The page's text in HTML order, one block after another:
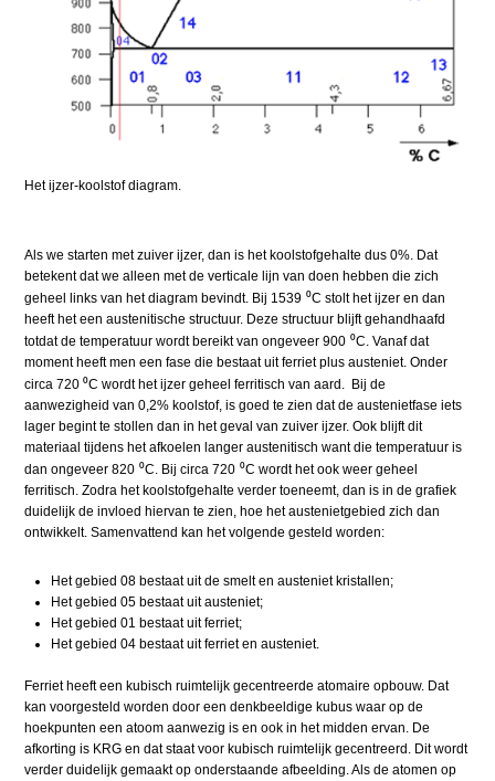
Het ijzer-koolstof diagram.
Als we starten met zuiver ijzer, dan is het koolstofgehalte dus 0%. Dat
betekent dat we alleen met de verticale lijn van doen hebben die zich
geheel links van het diagram bevindt. Bij 1539 ⁰C stolt het ijzer en dan
heeft het een austenitische structuur. Deze structuur blijft gehandhaafd
totdat de temperatuur wordt bereikt van ongeveer 900 ⁰C. Vanaf dat
moment heeft men een fase die bestaat uit ferriet plus austeniet. Onder
circa 720⁰C wordt het ijzer geheel ferritisch van aard. Bij de
aanwezigheid van 0,2% koolstof, is goed te zien dat de austenietfase iets
lager begint te stollen dan in het geval van zuiver ijzer. Ook blijft dit
materiaal tijdens het afkoelen langer austenitisch want die temperatuur is
dan ongeveer 820 ⁰C. Bij circa 720 ⁰C wordt het ook weer geheel
ferritisch. Zodra het koolstofgehalte verder toeneemt, dan is in de grafiek
duidelijk de invloed hiervan te zien, hoe het austenietgebied zich dan
ontwikkelt. Samenvattend kan het volgende gesteld worden:
Het gebied 08 bestaat uit de smelt en austeniet kristallen;
Het gebied 05 bestaat uit austeniet;
Het gebied 01 bestaat uit ferriet;
Het gebied 04 bestaat uit ferriet en austeniet.
Ferriet heeft een kubisch ruimtelijk gecentreerde atomaire opbouw. Dat
kan voorgesteld worden door een denkbeeldige kubus waar op de
hoekpunten een atoom aanwezig is en ook in het midden ervan. De
afkorting is KRG en dat staat voor kubisch ruimtelijk gecentreerd. Dit wordt
verder duidelijk gemaakt op onderstaande afbeelding. Als de atomen op